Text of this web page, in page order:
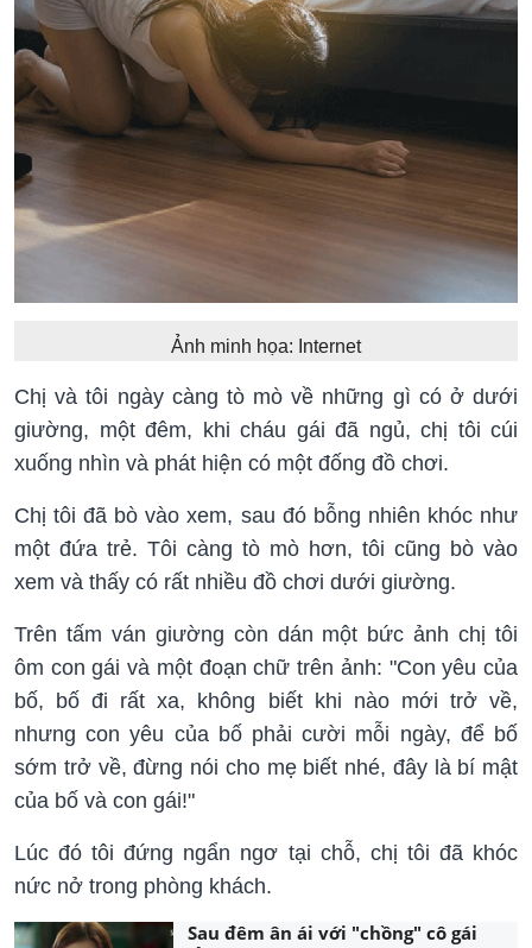
Ảnh minh họa: Internet
Chị và tôi ngày càng tò mò về những gì có ở dưới
giường, một đêm, khi cháu gái đã ngủ, chị tôi cúi
xuống nhìn và phát hiện có một đống đồ chơi.
Chị tôi đã bò vào xem, sau đó bỗng nhiên khóc như
một đứa trẻ. Tôi càng tò mò hơn, tôi cũng bò vào
xem và thấy có rất nhiều đồ chơi dưới giường.
Trên tấm ván giường còn dán một bức ảnh chị tôi
ôm con gái và một đoạn chữ trên ảnh: "Con yêu của
bố, bố đi rất xa, không biết khi nào mới trở về,
nhưng con yêu của bố phải cười mỗi ngày, để bố
sớm trở về, đừng nói cho mẹ biết nhé, đây là bí mật
của bố và con gái!"
Lúc đó tôi đứng ngẩn ngơ tại chỗ, chị tôi đã khóc
nức nở trong phòng khách.
Sau đêm ân ái với "chồng" cô gái